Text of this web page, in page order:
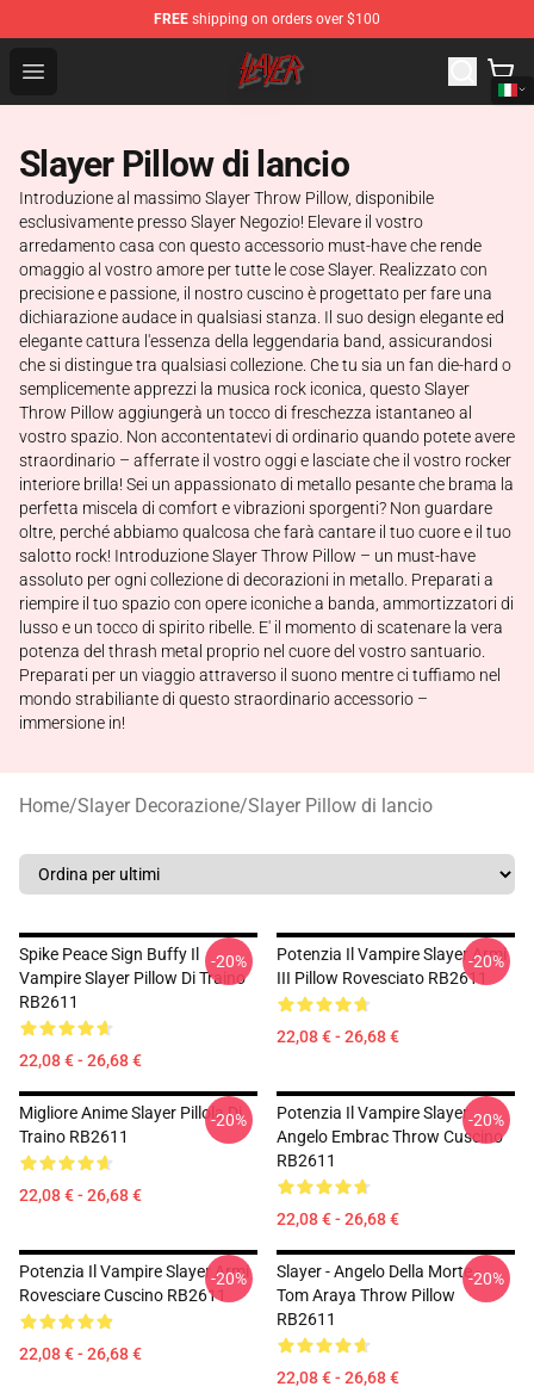
FREE shipping on orders over $100
Open menu
Slayer Store - Official Slayer Merchandise Shop
Slayer Pillow di lancio
Introduzione al massimo Slayer Throw Pillow, disponibile
esclusivamente presso Slayer Negozio! Elevare il vostro
arredamento casa con questo accessorio must-have che rende
omaggio al vostro amore per tutte le cose Slayer. Realizzato con
precisione e passione, il nostro cuscino è progettato per fare una
dichiarazione audace in qualsiasi stanza. Il suo design elegante ed
elegante cattura l'essenza della leggendaria band, assicurandosi
che si distingue tra qualsiasi collezione. Che tu sia un fan die-hard o
semplicemente apprezzi la musica rock iconica, questo Slayer
Throw Pillow aggiungerà un tocco di freschezza istantaneo al
vostro spazio. Non accontentatevi di ordinario quando potete avere
straordinario – afferrate il vostro oggi e lasciate che il vostro rocker
interiore brilla! Sei un appassionato di metallo pesante che brama la
perfetta miscela di comfort e vibrazioni sporgenti? Non guardare
oltre, perché abbiamo qualcosa che farà cantare il tuo cuore e il tuo
salotto rock! Introduzione Slayer Throw Pillow – un must-have
assoluto per ogni collezione di decorazioni in metallo. Preparati a
riempire il tuo spazio con opere iconiche a banda, ammortizzatori di
lusso e un tocco di spirito ribelle. E' il momento di scatenare la vera
potenza del thrash metal proprio nel cuore del vostro santuario.
Preparati per un viaggio attraverso il suono mentre ci tuffiamo nel
mondo strabiliante di questo straordinario accessorio –
immersione in!
Home/Slayer Decorazione/Slayer Pillow di lancio
Spike Peace Sign Buffy Il
Vampire Slayer Pillow Di Traino
RB2611
22,08 € - 26,68 €
-20%
Potenzia Il Vampire Slayer Armi
III Pillow Rovesciato RB2611
22,08 € - 26,68 €
-20%
Migliore Anime Slayer Pillola Di
Traino RB2611
22,08 € - 26,68 €
-20%
Potenzia Il Vampire Slayer
Angelo Embrac Throw Cuscino
RB2611
22,08 € - 26,68 €
-20%
Potenzia Il Vampire Slayer Armi
Rovesciare Cuscino RB2611
22,08 € - 26,68 €
-20%
Slayer - Angelo Della Morte -
Tom Araya Throw Pillow
RB2611
22,08 € - 26,68 €
-20%